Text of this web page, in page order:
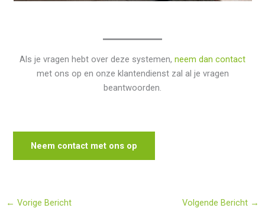
Als je vragen hebt over deze systemen, neem dan contact
met ons op en onze klantendienst zal al je vragen
beantwoorden.
Neem contact met ons op
← Vorige Bericht Volgende Bericht →